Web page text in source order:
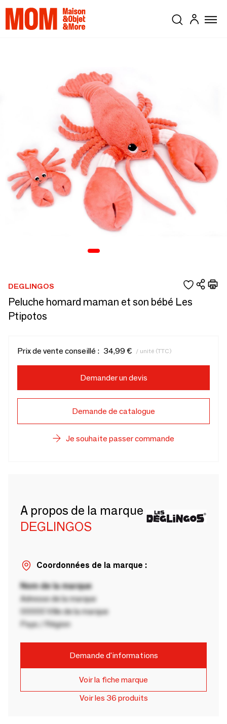
DEGLINGOS
Peluche homard maman et son bébé Les
Ptipotos
Prix de vente conseillé : 34,99 € / unité (TTC)
Demander un devis
Demande de catalogue
Je souhaite passer commande
A propos de la marque
DEGLINGOS
Coordonnées de la marque :
Nom de la marque
Adresse de la marque
00000 Ville de la marque
Pays / Région
Demande d'informations
Voir la fiche marque
Voir les 36 produits